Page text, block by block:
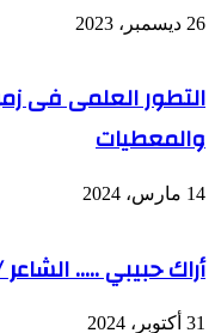
26 ديسمبر، 2023
التطور العلمى فى
والمعطيات
14 مارس، 2024
أراك حبيبي …..
31 أكتوبر، 2024